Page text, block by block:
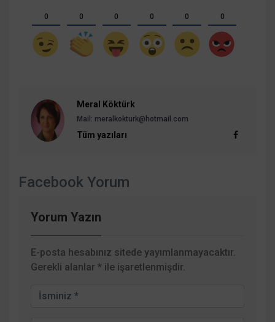
0 0 0 0 0 0
Meral Köktürk
Mail: meralkokturk@hotmail.com
Tüm yazıları
Facebook Yorum
Yorum Yazın
E-posta hesabınız sitede yayımlanmayacaktır.
Gerekli alanlar * ile işaretlenmişdir.